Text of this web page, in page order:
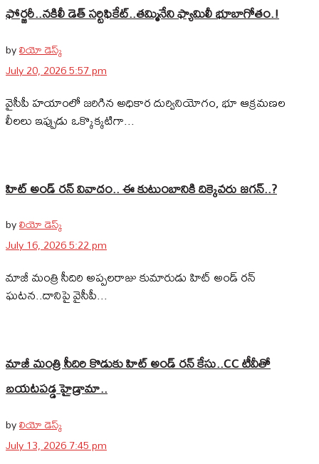
ఫోర్జరీ..నకిలీ డెత్ సర్టిఫికేట్..తమ్మినేని ఫ్యామిలీ భూబాగోతం.!
byలియో డెస్క్
July 20, 2026 5:57 pm
వైసీపీ హయాంలో జరిగిన అధికార దుర్వినియోగం, భూ ఆక్రమణల
లీలలు ఇప్పుడు ఒక్కొక్కటిగా...
హిట్ అండ్ రన్ వివాదం.. ఈ కుటుంబానికి దిక్కెవరు జగన్..?
byలియో డెస్క్
July 16, 2026 5:22 pm
మాజీ మంత్రి సీదిరి అప్పలరాజు కుమారుడు హిట్ అండ్ రన్‌
ఘటన..దానిపై వైసీపీ...
మాజీ మంత్రి సీదిరి కొడుకు హిట్ అండ్ రన్ కేసు..CC టీవీతో
బయటపడ్డ హైడ్రామా..
byలియో డెస్క్
July 13, 2026 7:45 pm